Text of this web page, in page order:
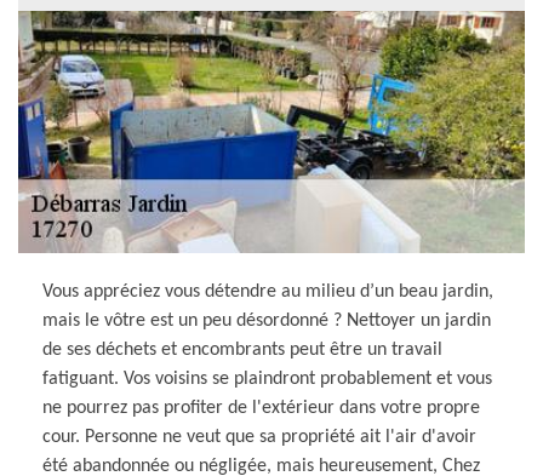
Vous appréciez vous détendre au milieu d’un beau jardin,
mais le vôtre est un peu désordonné ? Nettoyer un jardin
de ses déchets et encombrants peut être un travail
fatiguant. Vos voisins se plaindront probablement et vous
ne pourrez pas profiter de l'extérieur dans votre propre
cour. Personne ne veut que sa propriété ait l'air d'avoir
été abandonnée ou négligée, mais heureusement, Chez